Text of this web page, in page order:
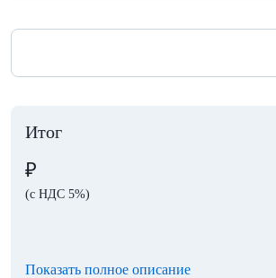
Итог
₽
(с НДС 5%)
Показать полное описание